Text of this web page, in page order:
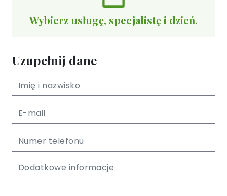
Wybierz usługę, specjalistę i dzień.
Uzupełnij dane